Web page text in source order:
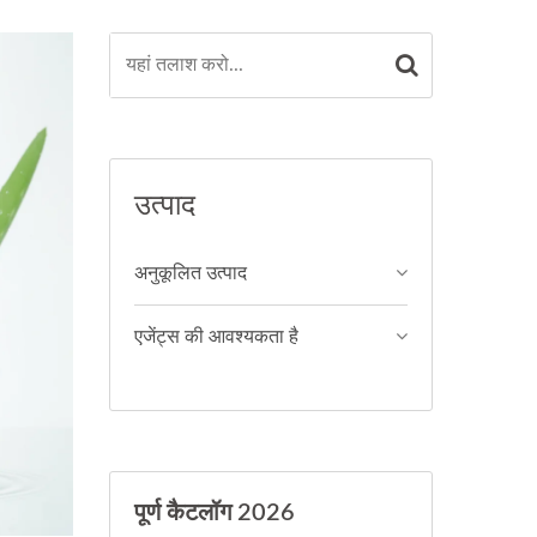
उत्पाद
अनुकूलित उत्पाद
एजेंट्स की आवश्यकता है
पूर्ण कैटलॉग 2026